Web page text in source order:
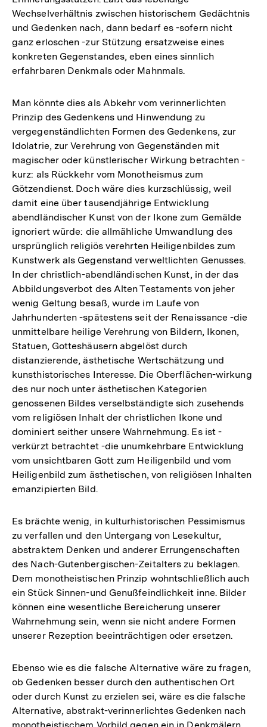
Wechselverhältnis zwischen historischem Gedächtnis
und Gedenken nach, dann bedarf es -sofern nicht
ganz erloschen -zur Stützung ersatzweise eines
konkreten Gegenstandes, eben eines sinnlich
erfahrbaren Denkmals oder Mahnmals.
Man könnte dies als Abkehr vom verinnerlichten
Prinzip des Gedenkens und Hinwendung zu
vergegenständlichten Formen des Gedenkens, zur
Idolatrie, zur Verehrung von Gegenständen mit
magischer oder künstlerischer Wirkung betrachten -
kurz: als Rückkehr vom Monotheismus zum
Götzendienst. Doch wäre dies kurzschlüssig, weil
damit eine über tausendjährige Entwicklung
abendländischer Kunst von der Ikone zum Gemälde
ignoriert würde: die allmähliche Umwandlung des
ursprünglich religiös verehrten Heiligenbildes zum
Kunstwerk als Gegenstand verweltlichten Genusses.
In der christlich-abendländischen Kunst, in der das
Abbildungsverbot des Alten Testaments von jeher
wenig Geltung besaß, wurde im Laufe von
Jahrhunderten -spätestens seit der Renaissance -die
unmittelbare heilige Verehrung von Bildern, Ikonen,
Statuen, Gotteshäusern abgelöst durch
distanzierende, ästhetische Wertschätzung und
kunsthistorisches Interesse. Die Oberflächen-wirkung
des nur noch unter ästhetischen Kategorien
genossenen Bildes verselbständigte sich zusehends
vom religiösen Inhalt der christlichen Ikone und
dominiert seither unsere Wahrnehmung. Es ist -
verkürzt betrachtet -die unumkehrbare Entwicklung
vom unsichtbaren Gott zum Heiligenbild und vom
Heiligenbild zum ästhetischen, von religiösen Inhalten
emanzipierten Bild.
Es brächte wenig, in kulturhistorischen Pessimismus
zu verfallen und den Untergang von Lesekultur,
abstraktem Denken und anderer Errungenschaften
des Nach-Gutenbergischen-Zeitalters zu beklagen.
Dem monotheistischen Prinzip wohntschließlich auch
ein Stück Sinnen-und Genußfeindlichkeit inne. Bilder
können eine wesentliche Bereicherung unserer
Wahrnehmung sein, wenn sie nicht andere Formen
unserer Rezeption beeinträchtigen oder ersetzen.
Ebenso wie es die falsche Alternative wäre zu fragen,
ob Gedenken besser durch den authentischen Ort
oder durch Kunst zu erzielen sei, wäre es die falsche
Alternative, abstrakt-verinnerlichtes Gedenken nach
monotheistischem Vorbild gegen ein in Denkmälern